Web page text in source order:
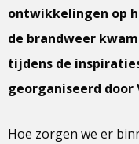
ontwikkelingen op
de brandweer
tijdens de
georganiseerd door
Hoe zorgen we er